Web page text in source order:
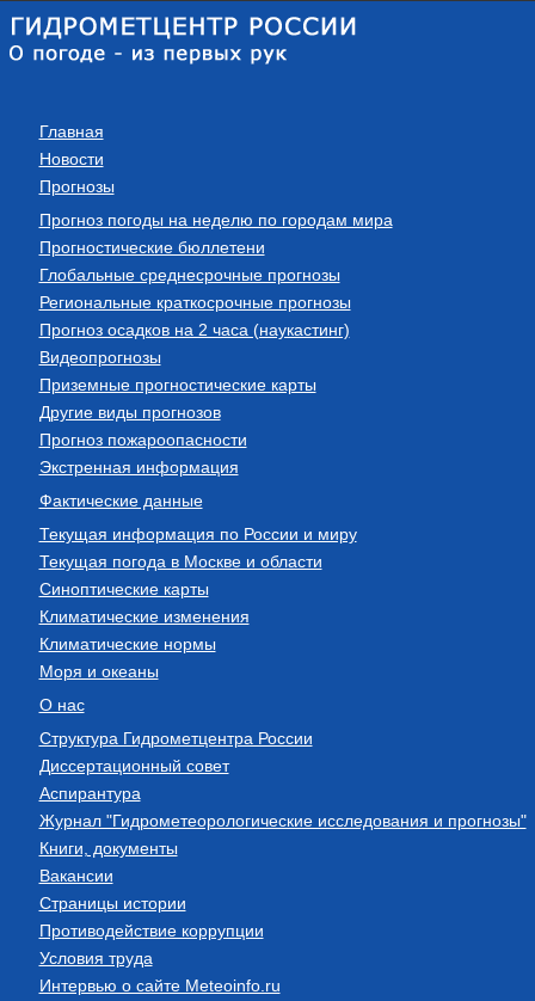
Главная
Новости
Прогнозы
Прогноз погоды на неделю по городам мира
Прогностические бюллетени
Глобальные среднесрочные прогнозы
Региональные краткосрочные прогнозы
Прогноз осадков на 2 часа (наукастинг)
Видеопрогнозы
Приземные прогностические карты
Другие виды прогнозов
Прогноз пожароопасности
Экстренная информация
Фактические данные
Текущая информация по России и миру
Текущая погода в Москве и области
Синоптические карты
Климатические изменения
Климатические нормы
Моря и океаны
О нас
Структура Гидрометцентра России
Диссертационный совет
Аспирантура
Журнал "Гидрометеорологические исследования и прогнозы"
Книги, документы
Вакансии
Страницы истории
Противодействие коррупции
Условия труда
Интервью о сайте Meteoinfo.ru